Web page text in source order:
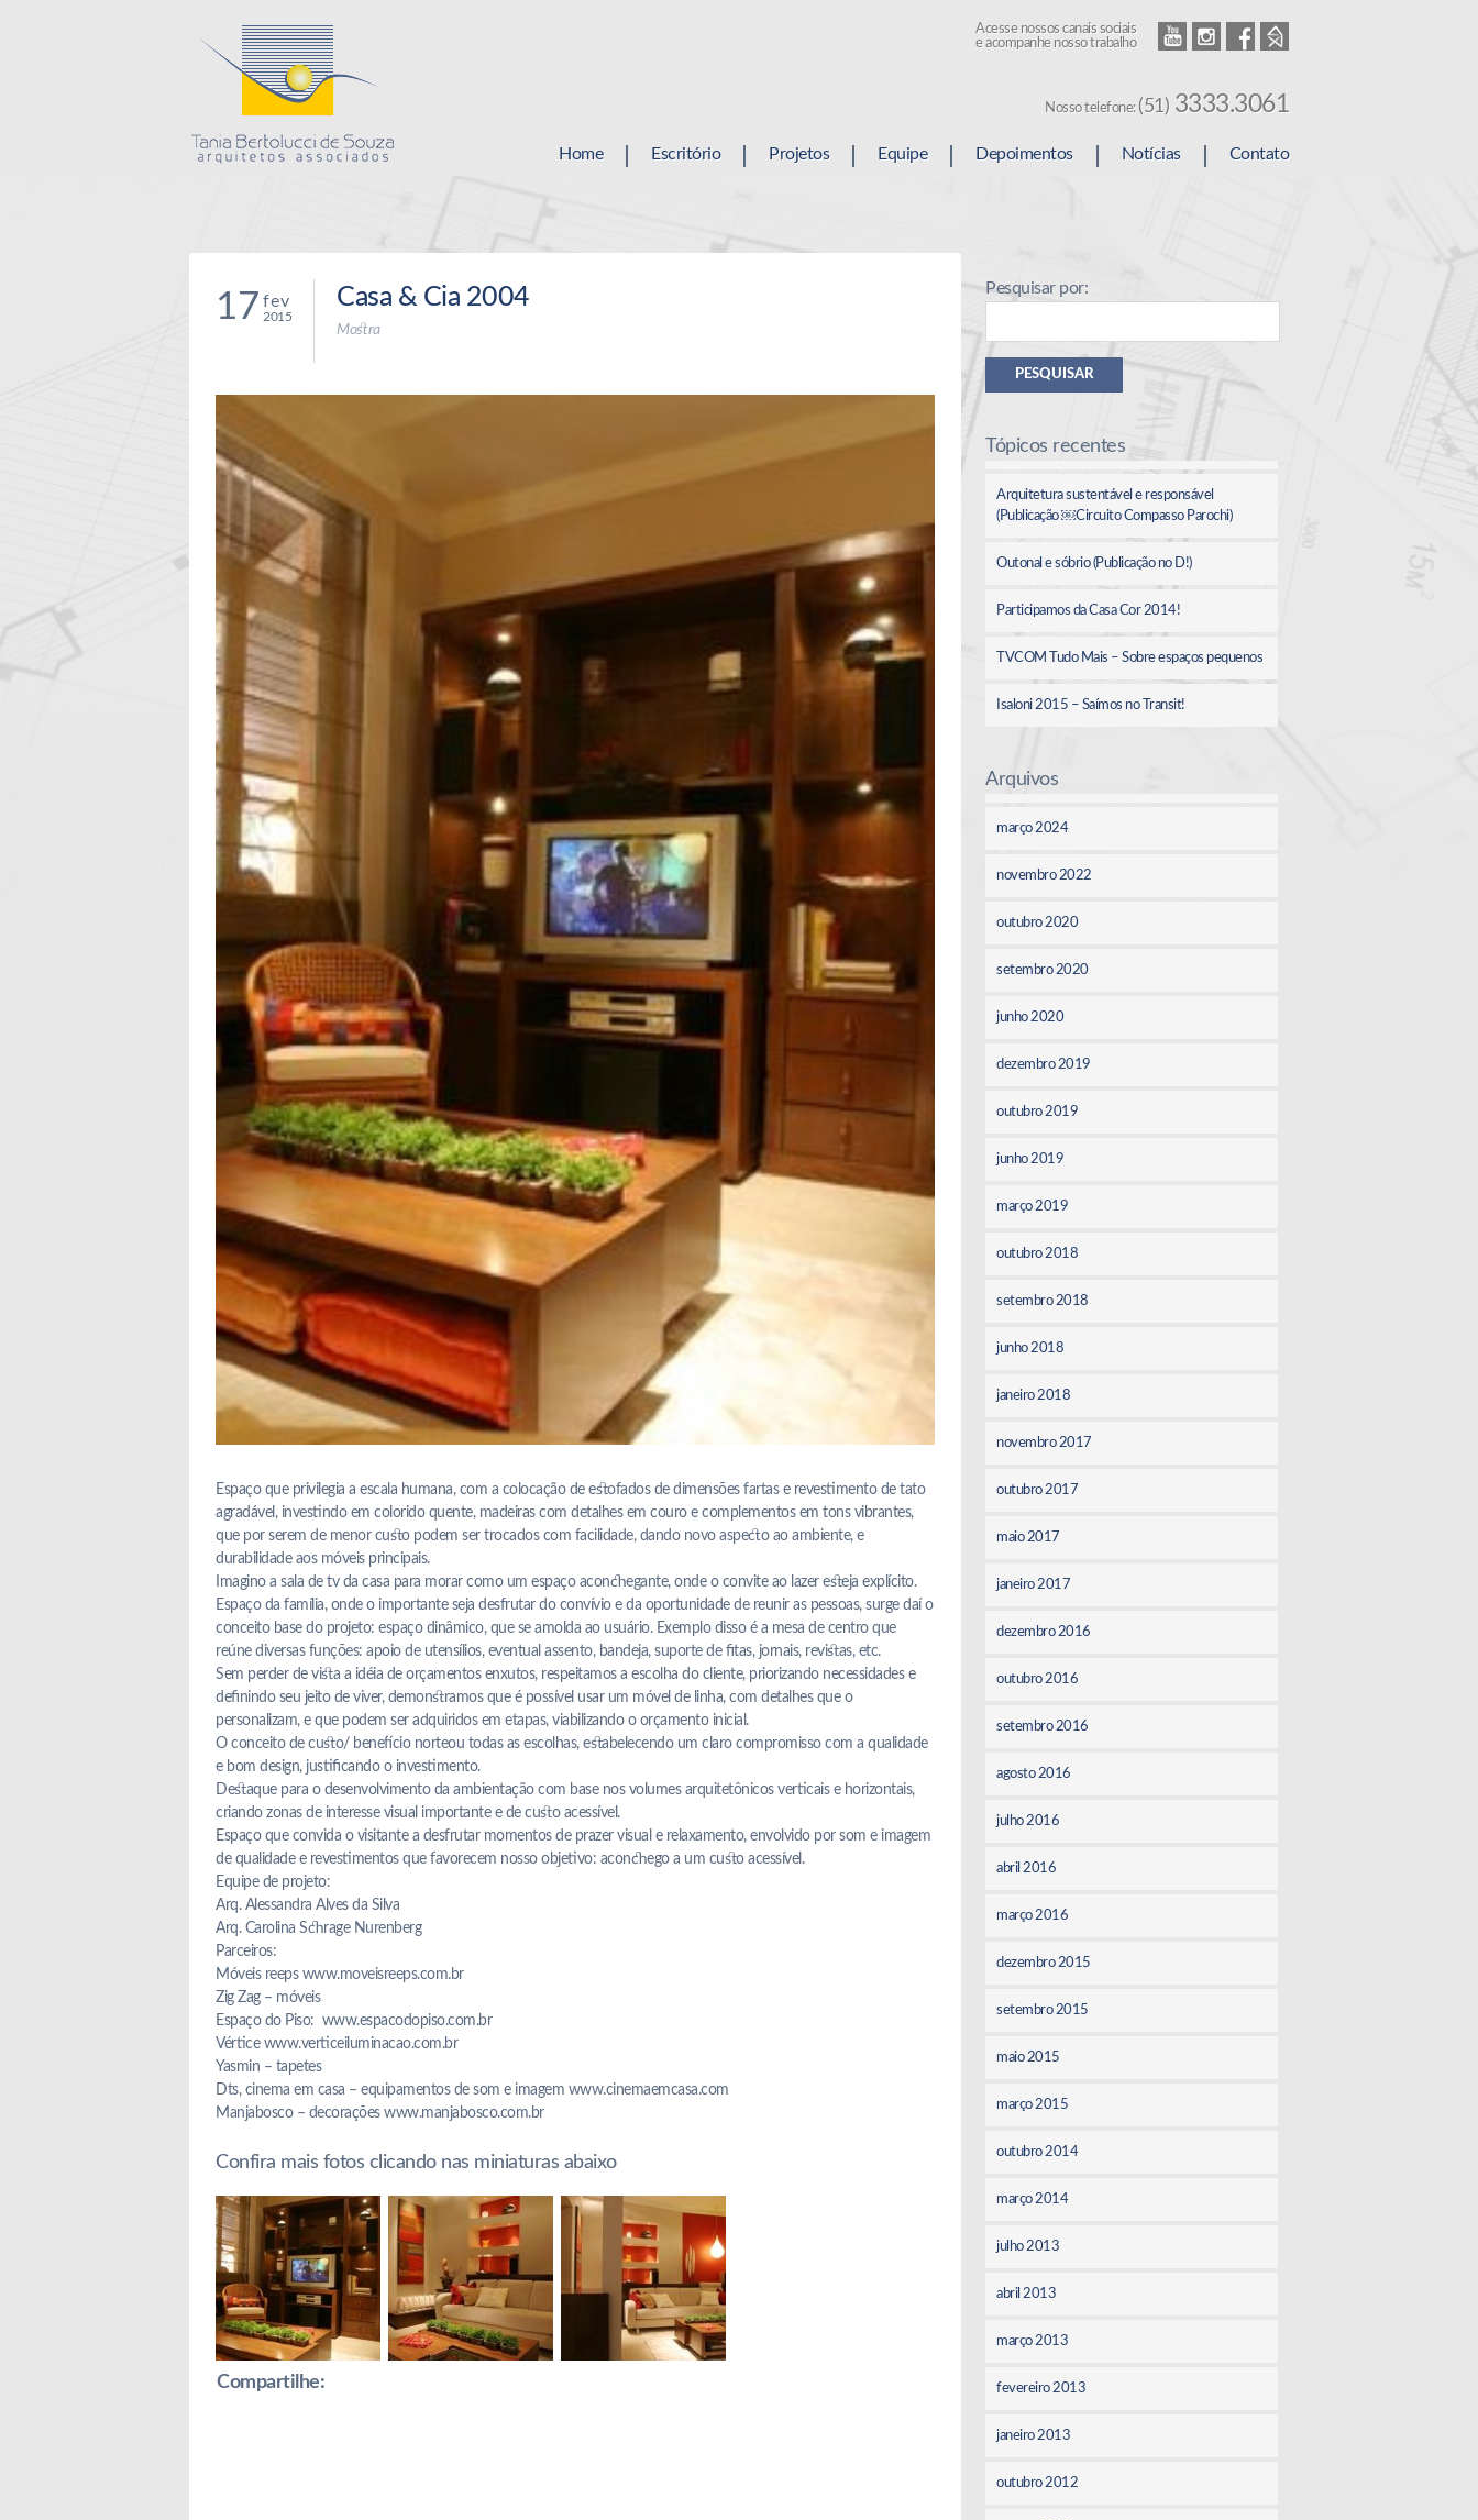
Acesse nossos canais sociais
e acompanhe nosso trabalho
YoutubeInstagramFacebook
Nosso telefone: (51) 3333.3061
Home Escritório Projetos Equipe Depoimentos Notícias Contato
17 fev
2015
Casa & Cia 2004
Mostra
Espaço que privilegia a escala humana, com a colocação de estofados de dimensões fartas e revestimento de tato
agradável, investindo em colorido quente, madeiras com detalhes em couro e complementos em tons vibrantes,
que por serem de menor custo podem ser trocados com facilidade, dando novo aspecto ao ambiente, e
durabilidade aos móveis principais.
Imagino a sala de tv da casa para morar como um espaço aconchegante, onde o convite ao lazer esteja explícito.
Espaço da família, onde o importante seja desfrutar do convívio e da oportunidade de reunir as pessoas, surge daí o
conceito base do projeto: espaço dinâmico, que se amolda ao usuário. Exemplo disso é a mesa de centro que
reúne diversas funções: apoio de utensílios, eventual assento, bandeja, suporte de fitas, jornais, revistas, etc.
Sem perder de vista a idéia de orçamentos enxutos, respeitamos a escolha do cliente, priorizando necessidades e
definindo seu jeito de viver, demonstramos que é possível usar um móvel de linha, com detalhes que o
personalizam, e que podem ser adquiridos em etapas, viabilizando o orçamento inicial.
O conceito de custo/ benefício norteou todas as escolhas, estabelecendo um claro compromisso com a qualidade
e bom design, justificando o investimento.
Destaque para o desenvolvimento da ambientação com base nos volumes arquitetônicos verticais e horizontais,
criando zonas de interesse visual importante e de custo acessível.
Espaço que convida o visitante a desfrutar momentos de prazer visual e relaxamento, envolvido por som e imagem
de qualidade e revestimentos que favorecem nosso objetivo: aconchego a um custo acessível.
Equipe de projeto:
Arq. Alessandra Alves da Silva
Arq. Carolina Schrage Nurenberg
Parceiros:
Móveis reeps www.moveisreeps.com.br
Zig Zag – móveis
Espaço do Piso: www.espacodopiso.com.br
Vértice www.verticeiluminacao.com.br
Yasmin – tapetes
Dts, cinema em casa – equipamentos de som e imagem www.cinemaemcasa.com
Manjabosco – decorações www.manjabosco.com.br
Confira mais fotos clicando nas miniaturas abaixo
Compartilhe:
Pesquisar por:
PESQUISAR
Tópicos recentes
Arquitetura sustentável e responsável
(Publicação ￼Circuito Compasso Parochi)
Outonal e sóbrio (Publicação no D!)
Participamos da Casa Cor 2014!
TVCOM Tudo Mais – Sobre espaços pequenos
Isaloni 2015 – Saímos no Transit!
Arquivos
março 2024
novembro 2022
outubro 2020
setembro 2020
junho 2020
dezembro 2019
outubro 2019
junho 2019
março 2019
outubro 2018
setembro 2018
junho 2018
janeiro 2018
novembro 2017
outubro 2017
maio 2017
janeiro 2017
dezembro 2016
outubro 2016
setembro 2016
agosto 2016
julho 2016
abril 2016
março 2016
dezembro 2015
setembro 2015
maio 2015
março 2015
outubro 2014
março 2014
julho 2013
abril 2013
março 2013
fevereiro 2013
janeiro 2013
outubro 2012